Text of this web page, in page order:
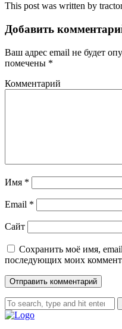
This post was written by
Добавить
Ваш адрес email не будет
помечены *
Комментарий
Имя *
Email *
Сайт
Сохранить моё имя,
последующих моих